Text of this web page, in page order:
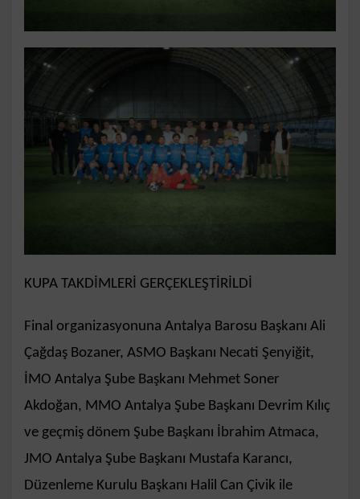
KUPA TAKDİMLERİ GERÇEKLEŞTİRİLDİ
Final organizasyonuna Antalya Barosu Başkanı Ali
Çağdaş Bozaner, ASMO Başkanı Necati Şenyiğit,
İMO Antalya Şube Başkanı Mehmet Soner
Akdoğan, MMO Antalya Şube Başkanı Devrim Kılıç
ve geçmiş dönem Şube Başkanı İbrahim Atmaca,
JMO Antalya Şube Başkanı Mustafa Karancı,
Düzenleme Kurulu Başkanı Halil Can Çivik ile